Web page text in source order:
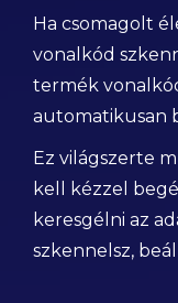
Ha csomagolt
vonalkód
termék
automatikusan
Ez világszerte
kell kézzel
keresgélni az
szkennelsz,